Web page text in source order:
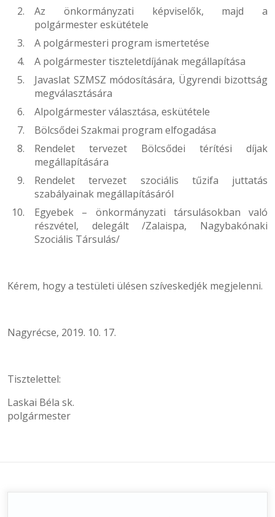
Az önkormányzati képviselők, majd a
polgármester eskütétele
A polgármesteri program ismertetése
A polgármester tiszteletdíjának megállapítása
Javaslat SZMSZ módosítására, Ügyrendi bizottság
megválasztására
Alpolgármester választása, eskütétele
Bölcsődei Szakmai program elfogadása
Rendelet tervezet Bölcsődei térítési díjak
megállapítására
Rendelet tervezet szociális tűzifa juttatás
szabályainak megállapításáról
Egyebek – önkormányzati társulásokban való
részvétel, delegált /Zalaispa, Nagybakónaki
Szociális Társulás/
Kérem, hogy a testületi ülésen szíveskedjék megjelenni.
Nagyrécse, 2019. 10. 17.
Tisztelettel:
Laskai Béla sk.
polgármester